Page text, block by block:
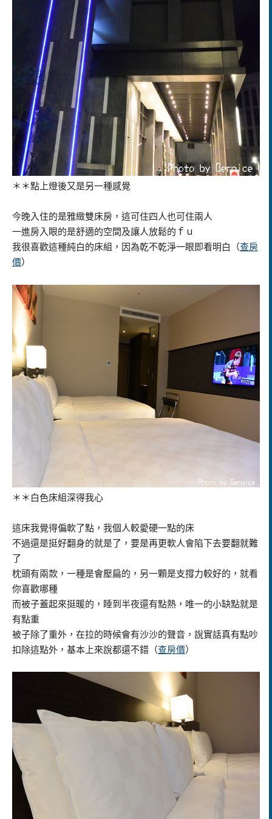
＊＊點上燈後又是另一種感覺
今晚入住的是雅緻雙床房，這可住四人也可住兩人
一進房入眼的是舒適的空間及讓人放鬆的ｆｕ
我很喜歡這種純白的床組，因為乾不乾淨一眼即看明白
（查房
價）
＊＊白色床組深得我心
這床我覺得偏軟了點，我個人較愛硬一點的床
不過還是挺好翻身的就是了，要是再更軟人會陷下去要翻就難
了
枕頭有兩款，一種是會壓扁的，另一顆是支撐力較好的，就看
你喜歡哪種
而被子蓋起來挺暖的，睡到半夜還有點熱，唯一的小缺點就是
有點重
被子除了重外，在拉的時候會有沙沙的聲音，說實話真有點吵
扣除這點外，基本上來說都還不錯 （查房價）